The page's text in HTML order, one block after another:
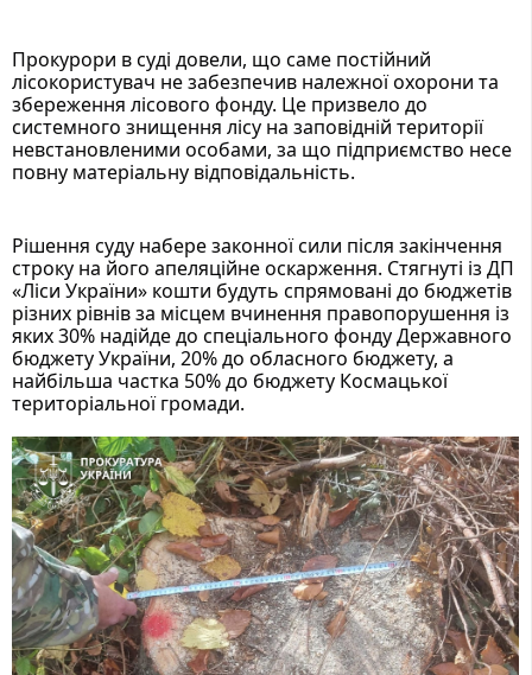
Прокурори в суді довели, що саме постійний
лісокористувач не забезпечив належної охорони та
збереження лісового фонду. Це призвело до
системного знищення лісу на заповідній території
невстановленими особами, за що підприємство несе
повну матеріальну відповідальність.
Рішення суду набере законної сили після закінчення
строку на його апеляційне оскарження. Стягнуті із ДП
«Ліси України» кошти будуть спрямовані до бюджетів
різних рівнів за місцем вчинення правопорушення із
яких 30% надійде до спеціального фонду Державного
бюджету України, 20% до обласного бюджету, а
найбільша частка 50% до бюджету Космацької
територіальної громади.